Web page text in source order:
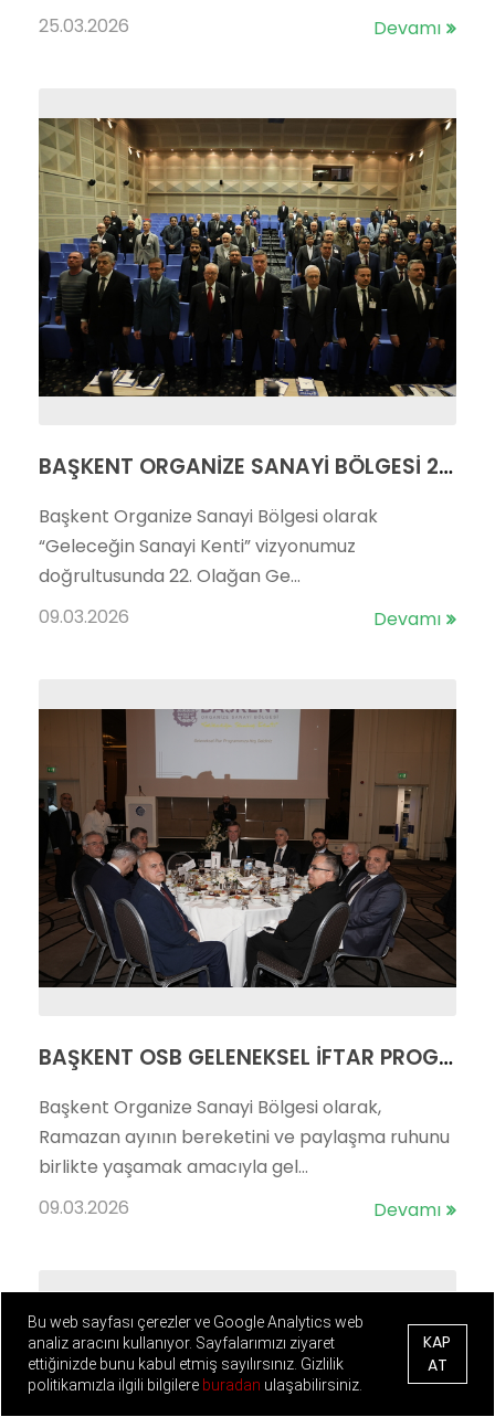
25.03.2026 Devamı
BAŞKENT ORGANİZE SANAYİ BÖLGESİ 22. OLAĞAN GENEL KURULU GERÇEKLEŞTİRİLDİ
Başkent Organize Sanayi Bölgesi olarak
“Geleceğin Sanayi Kenti” vizyonumuz
doğrultusunda 22. Olağan Ge...
09.03.2026
Devamı
BAŞKENT OSB GELENEKSEL İFTAR PROGRAMI GERÇEKLEŞTİ
Başkent Organize Sanayi Bölgesi olarak,
Ramazan ayının bereketini ve paylaşma ruhunu
birlikte yaşamak amacıyla gel...
09.03.2026
Devamı
Bu web sayfası çerezler ve Google Analytics web
analiz aracını kullanıyor. Sayfalarımızı ziyaret
ettiğinizde bunu kabul etmiş sayılırsınız. Gizlilik
politikamızla ilgili bilgilere buradan ulaşabilirsiniz.
KAP
AT